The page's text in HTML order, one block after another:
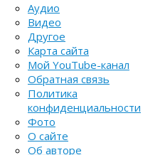
Аудио
Видео
Другое
Карта сайта
Мой YouTube-канал
Обратная связь
Политика
конфиденциальности
Фото
О сайте
Об авторе